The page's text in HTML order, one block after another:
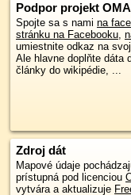
Podpor projekt
Spojte sa s nami na
stránku na Facebooku,
umiestnite odkaz na
Ale hlavne doplňte dáta
články do wikipédie, ...
Zdroj dát
Mapové údaje
prístupná pod licenciou
vytvára a aktualizuje